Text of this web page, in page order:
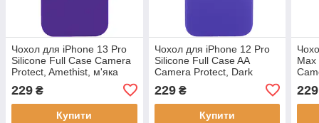
Чохол для iPhone 13 Pro
Silicone Full Case Camera
Protect, Amethist, м'яка
229 ₴
Купити
Чохол для iPhone 12 Pro
Silicone Full Case AA
Camera Protect, Dark
Purple, м'яка мікрофібра,
захист камери
229₴
Купити
Max
229